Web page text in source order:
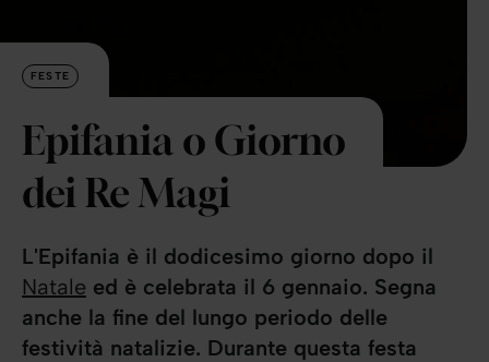
FESTE
Epifania o Giorno
dei Re Magi
L'Epifania è il dodicesimo giorno dopo il
Natale ed è celebrata il 6 gennaio. Segna
anche la fine del lungo periodo delle
festività natalizie. Durante questa festa